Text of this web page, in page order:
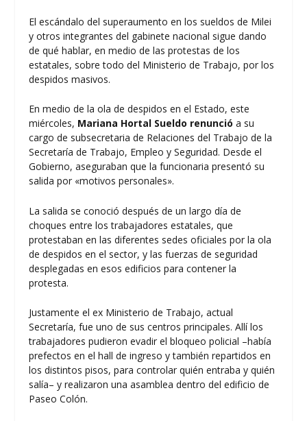
El escándalo del superaumento en los sueldos de Milei
y otros integrantes del gabinete nacional sigue dando
de qué hablar, en medio de las protestas de los
estatales, sobre todo del Ministerio de Trabajo, por los
despidos masivos.
En medio de la ola de despidos en el Estado, este
miércoles, Mariana Hortal Sueldo renunció a su
cargo de subsecretaria de Relaciones del Trabajo de la
Secretaría de Trabajo, Empleo y Seguridad. Desde el
Gobierno, aseguraban que la funcionaria presentó su
salida por «motivos personales».
La salida se conoció después de un largo día de
choques entre los trabajadores estatales, que
protestaban en las diferentes sedes oficiales por la ola
de despidos en el sector, y las fuerzas de seguridad
desplegadas en esos edificios para contener la
protesta.
Justamente el ex Ministerio de Trabajo, actual
Secretaría, fue uno de sus centros principales. Allí los
trabajadores pudieron evadir el bloqueo policial –había
prefectos en el hall de ingreso y también repartidos en
los distintos pisos, para controlar quién entraba y quién
salía– y realizaron una asamblea dentro del edificio de
Paseo Colón.